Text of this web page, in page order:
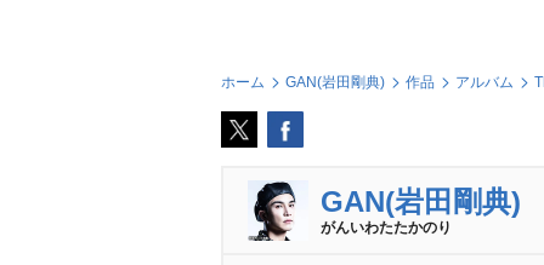
ホーム GAN(岩田剛典) 作品 アルバム
GAN(岩田剛典)
がんいわたたかのり